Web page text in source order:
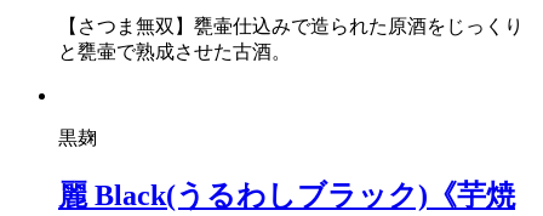
【さつま無双】甕壷仕込みで造られた原酒をじっくり
と甕壷で熟成させた古酒。
黒麹
麗 Black(うるわしブラック)《芋焼